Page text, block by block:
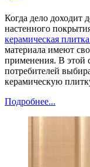
Когда дело доходит
настенного
керамическая
материала имеют
применения. В этой
потребителей
керамическую
Подробнее...